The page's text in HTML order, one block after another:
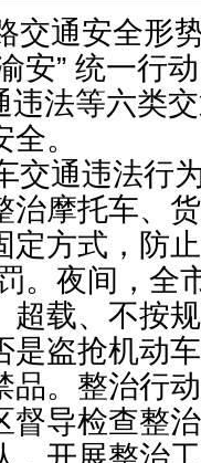
通安全形
安” 统一行
违法等六类
。
通违法行
治摩托车、
方式，防
。夜间，全
超载、不按
是盗抢机动
品。整治行
督导检查整